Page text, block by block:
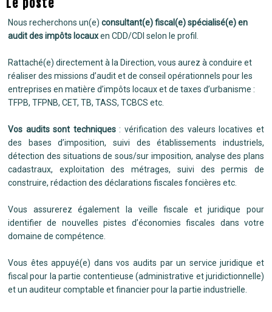
Le poste
Nous recherchons un(e) consultant(e) fiscal(e) spécialisé(e) en
audit des impôts locauxen CDD/CDI selon le profil.
Rattaché(e) directement à la Direction, vous aurez à conduire et
réaliser des missions d’audit et de conseil opérationnels pour les
entreprises en matière d’impôts locaux et de taxes d’urbanisme :
TFPB, TFPNB, CET, TB, TASS, TCBCS etc.
Vos audits sont techniques: vérification des valeurs locatives et
des bases d’imposition, suivi des établissements industriels,
détection des situations de sous/sur imposition, analyse des plans
cadastraux, exploitation des métrages, suivi des permis de
construire, rédaction des déclarations fiscales foncières etc.
Vous assurerez également la veille fiscale et juridique pour
identifier de nouvelles pistes d’économies fiscales dans votre
domaine de compétence.
Vous êtes appuyé(e) dans vos audits par un service juridique et
fiscal pour la partie contentieuse (administrative et juridictionnelle)
et un auditeur comptable et financier pour la partie industrielle.